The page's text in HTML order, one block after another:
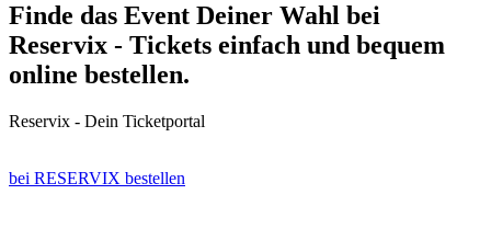
Finde das Event Deiner Wahl bei
Reservix - Tickets einfach und bequem
online bestellen.
Reservix - Dein Ticketportal
bei RESERVIX bestellen